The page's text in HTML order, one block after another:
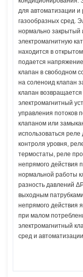
для автоматизации и
газообразных сред.
нормально закрытый
электромагнитную
находится в
подается
клапан в свободном
на соленоид клапан
клапан
электромагнитный
управления потоков
клапаном или
использоваться
контроля уровня,
термостаты, реле
непрямого действия
нормальной работы
разность давлений
выходным
непрямого действия
при малом
электромагнитный
сред и